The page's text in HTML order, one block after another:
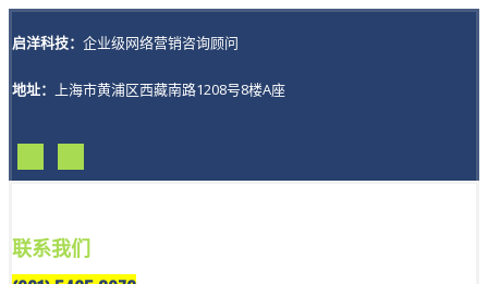
启洋科技： 企业级网络营销咨询顾问
地址： 上海市黄浦区西藏南路1208号8楼A座
联系我们